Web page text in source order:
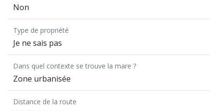
Non
Type de propriété
Je ne sais pas
Dans quel contexte se trouve la mare ?
Zone urbanisée
Distance de la route